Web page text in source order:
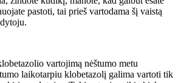
pastoti, tai prieš vartodama šį vaistą
vartojimą nėštumo metu
laikotarpiu klobetazolį galima vartoti tik